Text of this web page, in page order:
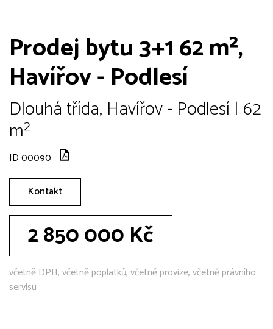
Prodej bytu 3+1 62 m²,
Havířov - Podlesí
Dlouhá třída, Havířov - Podlesí | 62
m²
ID 00090
Kontakt
2 850 000 Kč
včetně DPH, včetně poplatků, včetně provize, včetně právního
servisu